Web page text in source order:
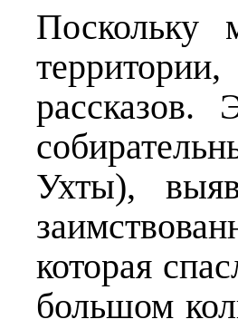
Поскольку
рассказов.
Ухты),
которая
большом